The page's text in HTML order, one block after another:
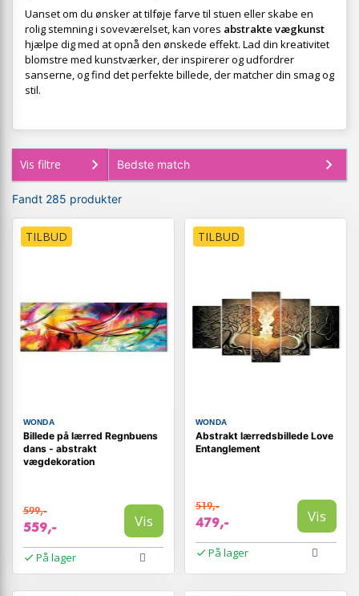
Uanset om du ønsker at tilføje farve til stuen eller skabe en
rolig stemning i soveværelset, kan vores abstrakte vægkunst
hjælpe dig med at opnå den ønskede effekt. Lad din kreativitet
blomstre med kunstværker, der inspirerer og udfordrer
sanserne, og find det perfekte billede, der matcher din smag og
stil.
Vis filtre
Fandt 285 produkter
TILBUD
WONDA
Billede på lærred Regnbuens
dans - abstrakt
vægdekoration
599,-
559,- Vis
På lager
TILBUD
WONDA
Abstrakt lærredsbillede Love
Entanglement
519,-
479,- Vis
På lager